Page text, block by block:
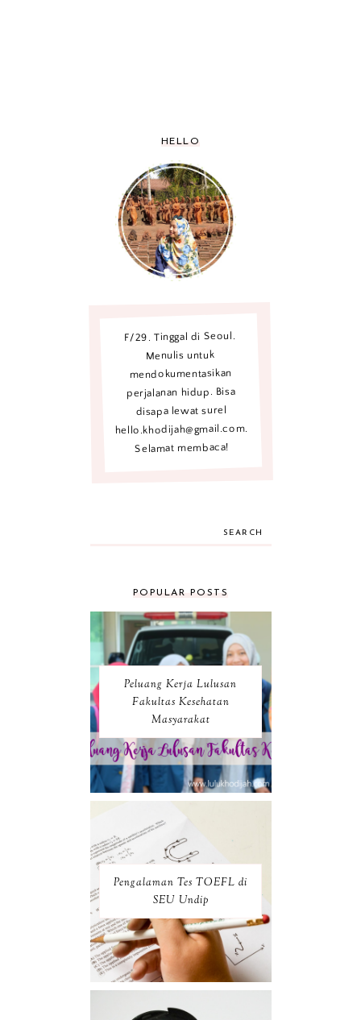
HELLO
F/29. Tinggal di Seoul.
Menulis untuk
mendokumentasikan
perjalanan hidup. Bisa
disapa lewat surel
hello.khodijah@gmail.com.
Selamat membaca!
SEARCH
POPULAR POSTS
Peluang Kerja Lulusan
Fakultas Kesehatan
Masyarakat
Pengalaman Tes TOEFL di
SEU Undip